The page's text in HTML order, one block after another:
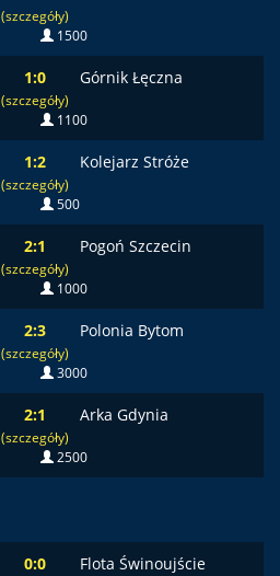
(szczegóły)
1500
1:0
(szczegóły)
Górnik Łęczna
1100
1:2
(szczegóły)
Kolejarz Stróże
500
2:1
(szczegóły)
Pogoń Szczecin
1000
2:3
(szczegóły)
Polonia Bytom
3000
2:1
(szczegóły)
Arka Gdynia
2500
0:0 Flota Świnoujście